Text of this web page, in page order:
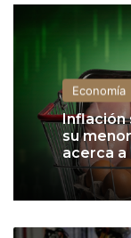
Economía
Inflación
su
acerca a